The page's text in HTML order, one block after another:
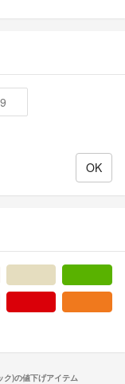
ク)の値下げアイテム